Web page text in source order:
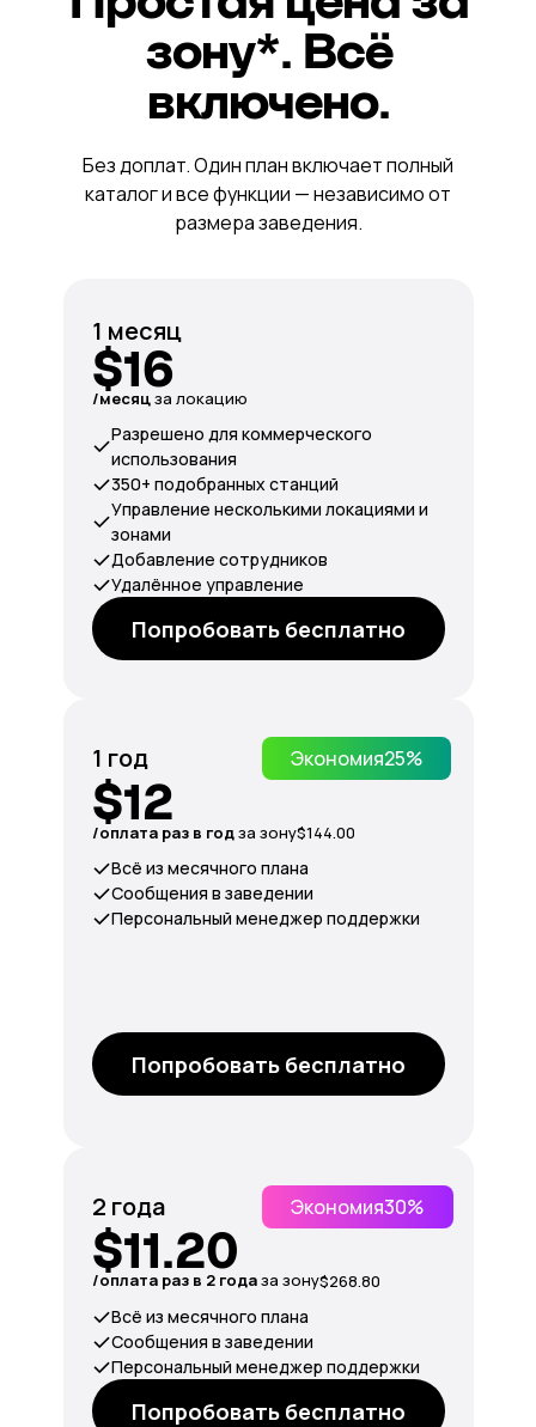
зону*. Всё
включено.
1 месяц
$16
/месяцза локацию
Разрешено для коммерческого
использования
350+ подобранных станций
Управление несколькими локациями и
зонами
Добавление сотрудников
Удалённое управление
Попробовать бесплатно
1 год Экономия25%
$12
/оплата раз в годза зону$144.00
Всё из месячного плана
Сообщения в заведении
Персональный менеджер поддержки
Попробовать бесплатно
2 года Экономия30%
$11.20
/оплата раз в 2 годаза зону$268.80
Всё из месячного плана
Сообщения в заведении
Персональный менеджер поддержки
Попробовать бесплатно
Без доплат. Один план включает полный
каталог и все функции — независимо от
размера заведения.